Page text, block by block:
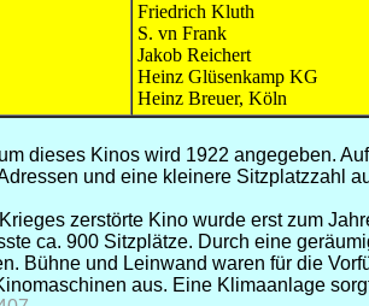
Friedrich Kluth
S. vn Frank
Jakob Reichert
Heinz Glüsenkamp KG
Heinz Breuer, Köln
dieses Kinos wird 1922 angegeben.
und eine kleinere Sitzplatzzahl
zerstörte Kino wurde erst zum
ca. 900 Sitzplätze. Durch eine
Bühne und Leinwand waren für die
aus. Eine Klimaanlage